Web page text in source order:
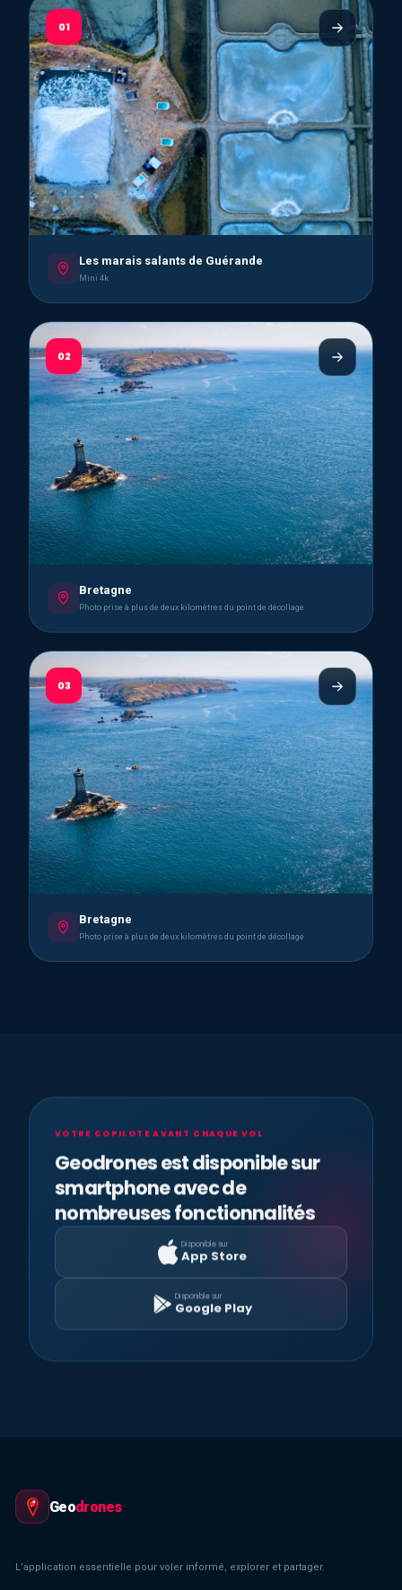
01
Les marais salants de Guérande
Mini 4k
02
Bretagne
Photo prise à plus de deux kilomètres du point de décollage
03
Bretagne
Photo prise à plus de deux kilomètres du point de décollage
VOTRE COPILOTE AVANT CHAQUE VOL
Geodrones est disponible sur
smartphone avec de
nombreuses fonctionnalités
Disponible sur
App Store
Disponible sur
Google Play
Geodrones
L’application essentielle pour voler informé, explorer et partager.